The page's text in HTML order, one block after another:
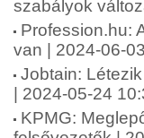
szabályok
Profession.hu:
van | 2024-06-
Jobtain:
| 2024-05-24
KPMG: